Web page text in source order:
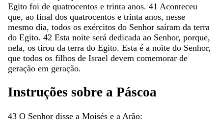
Egito foi de quatrocentos e trinta anos. 41 Aconteceu
que, ao final dos quatrocentos e trinta anos, nesse
mesmo dia, todos os exércitos do Senhor saíram da terra
do Egito. 42 Esta noite será dedicada ao Senhor, porque,
nela, os tirou da terra do Egito. Esta é a noite do Senhor,
que todos os filhos de Israel devem comemorar de
geração em geração.
Instruções sobre a Páscoa
43 O Senhor disse a Moisés e a Arão: